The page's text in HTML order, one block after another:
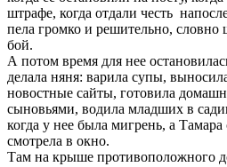
штрафе, когда отдали честь
пела громко и решительно, словно
бой.
А потом время для нее
делала няня: варила супы,
новостные сайты, готовила
сыновьями, водила младших в
когда у нее была мигрень, а Тамара
смотрела в окно.
Там на крыше противоположного